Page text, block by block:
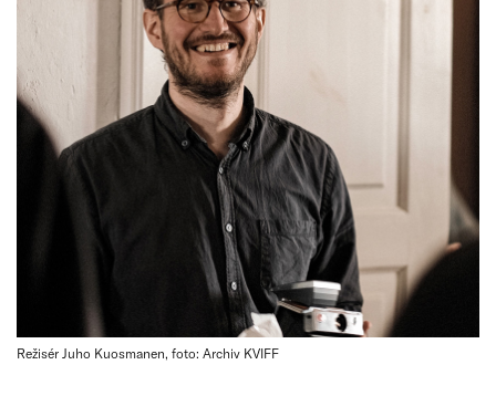
Režisér Juho Kuosmanen, foto: Archiv KVIFF